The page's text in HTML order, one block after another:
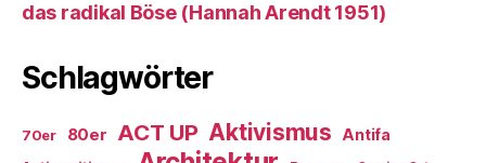
das radikal Böse (Hannah Arendt 1951)
Schlagwörter
70er 80er ACT UP Aktivismus Antifa